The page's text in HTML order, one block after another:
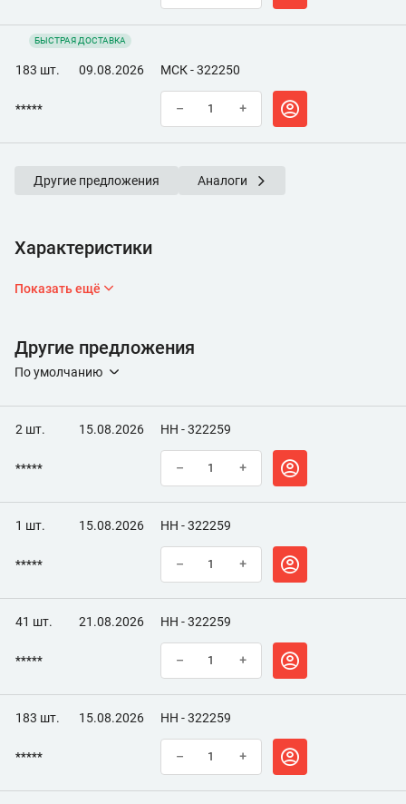
БЫСТРАЯ ДОСТАВКА
183 шт. 09.08.2026 МСК - 322250
***** – +
Другие предложения Аналоги
Характеристики
Показать ещё
Другие предложения
По умолчанию
2 шт. 15.08.2026 НН - 322259
***** – +
1 шт. 15.08.2026 НН - 322259
***** – +
41 шт. 21.08.2026 НН - 322259
***** – +
183 шт. 15.08.2026 НН - 322259
***** – +